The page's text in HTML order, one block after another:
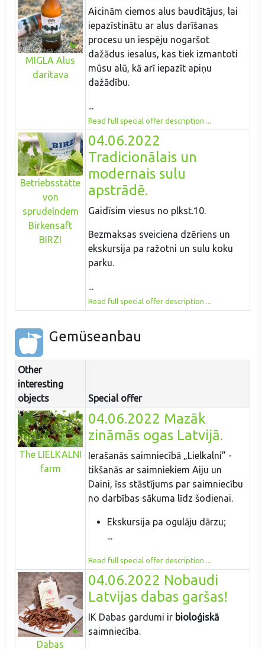
MIGLA Alus
daritava
Aicinām ciemos alus baudītājus, lai
iepazīstinātu ar alus darīšanas
procesu un iespēju nogaršot
dažādus iesalus, kas tiek izmantoti
mūsu alū, kā arī iepazīt apiņu
dažādību.
...
Read full special offer description ...
Betriebsstätte
von
sprudelndem
Birkensaft
BIRZI
04.06.2022
Tradicionālais un
modernais sulu
apstrādē.
Gaidīsim viesus no plkst.10.
Bezmaksas sveiciena dzēriens un
ekskursija pa ražotni un sulu koku
parku.
...
Read full special offer description ...
Gemüseanbau
Other
interesting
objects
Special offer
The LIELKALNI
farm
04.06.2022 Mazāk
zināmās ogas Latvijā.
Ierašanās saimniecībā „Lielkalni” -
tikšanās ar saimniekiem Aiju un
Daini, īss stāstījums par saimniecību
no darbības sākuma līdz šodienai.
Ekskursija pa ogulāju dārzu;
...
Read full special offer description ...
Dabas
04.06.2022 Nobaudi
Latvijas dabas garšas!
IK Dabas gardumi ir bioloģiskā
saimniecība.